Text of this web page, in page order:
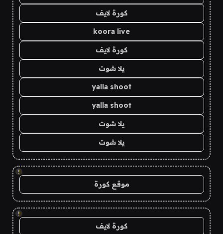
كورة لايف
koora live
كورة لايف
يلا شوت
yalla shoot
yalla shoot
يلا شوت
يلا شوت
!
موقع كورة
!
كورة لايف